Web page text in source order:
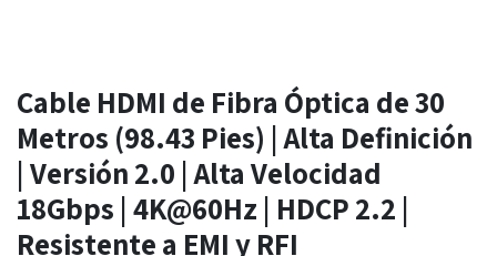
Cable HDMI de Fibra Óptica de 30
Metros (98.43 Pies) | Alta Definición
| Versión 2.0 | Alta Velocidad
18Gbps | 4K@60Hz | HDCP 2.2 |
Resistente a EMI y RFI